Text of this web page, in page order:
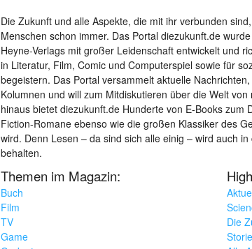
Die Zukunft und alle Aspekte, die mit ihr verbunden
Menschen schon immer. Das Portal diezukunft.de
Heyne-Verlags mit großer Leidenschaft entwickelt und
in Literatur, Film, Comic und Computerspiel sowie für
begeistern. Das Portal versammelt aktuelle
Kolumnen und will zum Mitdiskutieren über die Welt
hinaus bietet diezukunft.de Hunderte von E-Books zum
Fiction-Romane ebenso wie die großen Klassiker des
wird. Denn Lesen – da sind sich alle einig – wird auch
behalten.
Themen im Magazin:
Buch
Film
TV
Game
Die